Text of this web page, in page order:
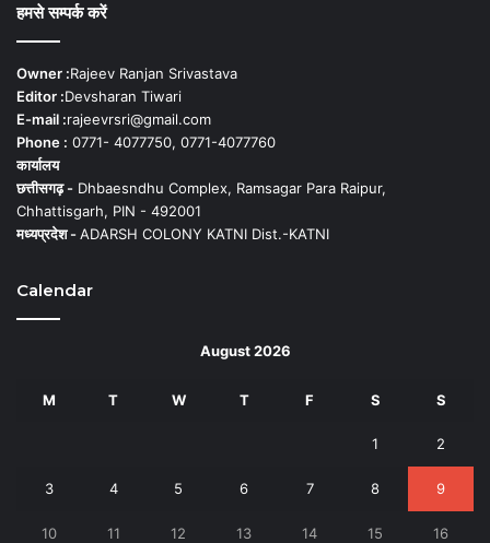
हमसे सम्पर्क करें
Owner :Rajeev Ranjan Srivastava
Editor :Devsharan Tiwari
E-mail :rajeevrsri@gmail.com
Phone : 0771- 4077750, 0771-4077760
कार्यालय
छत्तीसगढ़ - Dhbaesndhu Complex, Ramsagar Para Raipur,
Chhattisgarh, PIN - 492001
मध्यप्रदेश -ADARSH COLONY KATNI Dist.-KATNI
Calendar
August 2026
M T W T F S S
1 2
3 4 5 6 7 8 9
10 11 12 13 14 15 16